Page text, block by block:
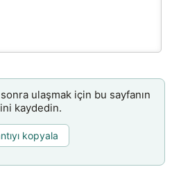
ulaşmak için bu sayfanın
kaydedin.
kopyala